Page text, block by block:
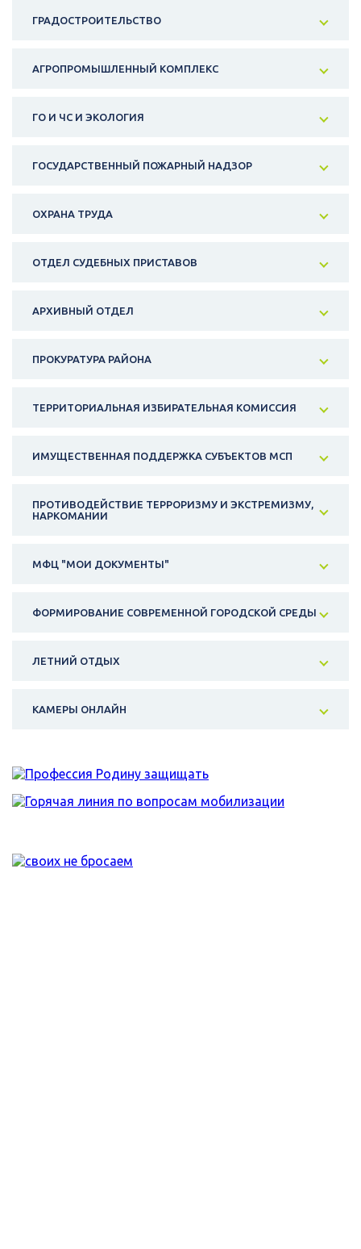
ГРАДОСТРОИТЕЛЬСТВО
АГРОПРОМЫШЛЕННЫЙ КОМПЛЕКС
ГО И ЧС И ЭКОЛОГИЯ
ГОСУДАРСТВЕННЫЙ ПОЖАРНЫЙ НАДЗОР
ОХРАНА ТРУДА
ОТДЕЛ СУДЕБНЫХ ПРИСТАВОВ
АРХИВНЫЙ ОТДЕЛ
ПРОКУРАТУРА РАЙОНА
ТЕРРИТОРИАЛЬНАЯ ИЗБИРАТЕЛЬНАЯ КОМИССИЯ
ИМУЩЕСТВЕННАЯ ПОДДЕРЖКА СУБЪЕКТОВ МСП
ПРОТИВОДЕЙСТВИЕ ТЕРРОРИЗМУ И ЭКСТРЕМИЗМУ,
НАРКОМАНИИ
МФЦ "МОИ ДОКУМЕНТЫ"
ФОРМИРОВАНИЕ СОВРЕМЕННОЙ ГОРОДСКОЙ СРЕДЫ
ЛЕТНИЙ ОТДЫХ
КАМЕРЫ ОНЛАЙН